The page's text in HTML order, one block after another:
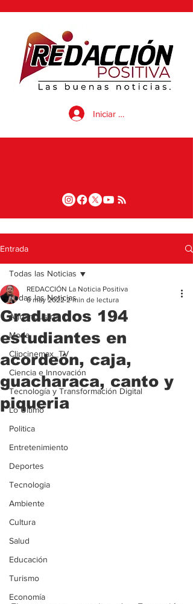
Iniciar sesión
Entrada
Todas las Noticias
Agroindustria
Moda
Clipcinemax_TV
Ciencia e Innovación
Tecnología y Transformación Digital
Lo Ultimo
Politica
Entretenimiento
Deportes
Tecnologia
Ambiente
Cultura
Salud
Educación
Turismo
Economía
Todas las Noticias
Graduados 194
estudiantes en
acordeón, caja,
guacharaca, canto y
piqueria
REDACCIÓN La Noticia Positiva
6 may 2022 2 min de lectura